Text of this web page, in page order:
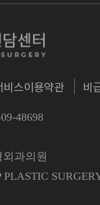
비스이용약관 비
48698
과의원
PLASTIC